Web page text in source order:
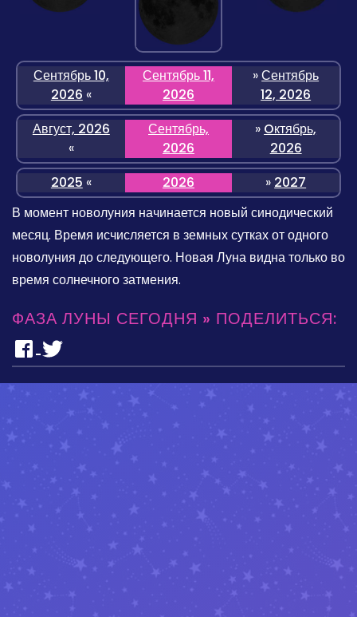
Сентябрь 10,
2026 «
Сентябрь 11,
2026
»Сентябрь
12, 2026
Август, 2026
«
Сентябрь,
2026
» Oктябрь,
2026
2025 « 2026 » 2027
В момент новолуния начинается новый синодический
месяц. Время исчисляется в земных сутках от одного
новолуния до следующего. Новая Луна видна только во
время солнечного затмения.
ФАЗА ЛУНЫ СЕГОДНЯ » ПОДЕЛИТЬСЯ: